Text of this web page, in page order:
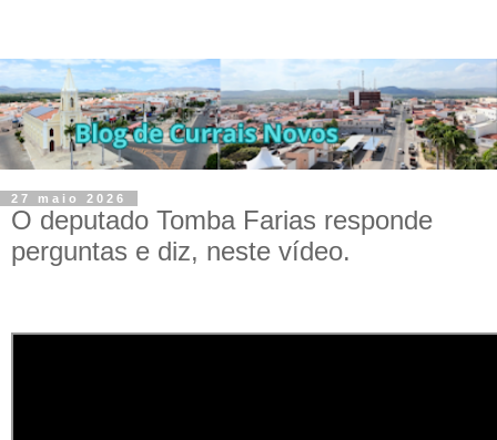
27 maio 2026
O deputado Tomba Farias responde
perguntas e diz, neste vídeo.